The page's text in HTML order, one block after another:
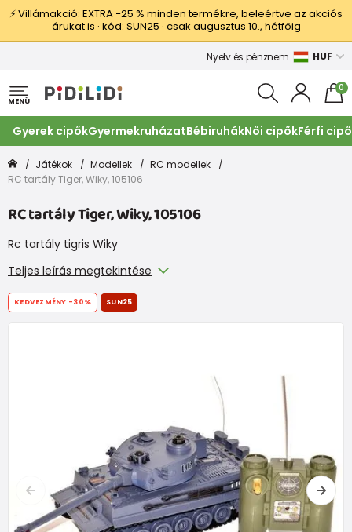
⚡ Villámakció: EXTRA −25 % minden termékre, beleértve az akciós
árukat is · kód: SUN25 · csak augusztus 10., hétfőig
Nyelv és pénznem HUF
MENÜ
0
Gyerek cipőkGyermekruházatBébiruhákNői cipőkFérfi
Játékok Modellek
RC modellek
RC tartály Tiger, Wiky, 105106
RC tartály Tiger, Wiky, 105106
Rc tartály tigris Wiky
Teljes leírás megtekintése
KEDVEZMÉNY -30% SUN25